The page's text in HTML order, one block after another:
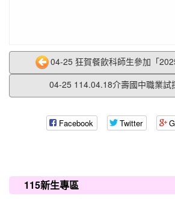
04-25 狂賀餐飲科師生參加「
04-25 114.04.18介壽國中職業試
Facebook Twitter
115新生專區